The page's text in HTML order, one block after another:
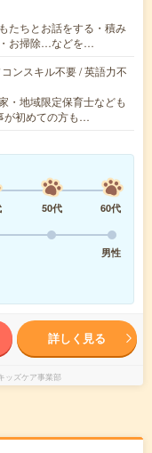
たちとお話をする・積み
お掃除…などを…
ンスキル不要 / 英語力不
・地域限定保育士なども
が初めての方も…
50代
60代
男性
詳しく見る
ッズケア事業部